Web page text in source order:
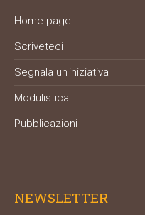
Home page
Scriveteci
Segnala un'iniziativa
Modulistica
Pubblicazioni
NEWSLETTER